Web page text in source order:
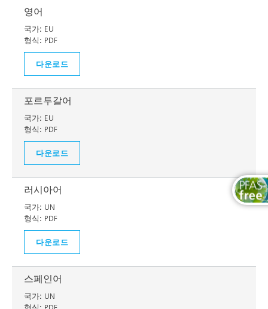
영어
국가: EU
형식: PDF
다운로드
포르투갈어
국가: EU
형식: PDF
다운로드
러시아어
국가: UN
형식: PDF
다운로드
스페인어
국가: UN